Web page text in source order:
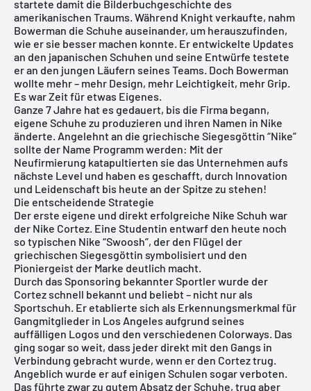
startete damit die Bilderbuchgeschichte des
amerikanischen Traums. Während Knight verkaufte, nahm
Bowerman die Schuhe auseinander, um herauszufinden,
wie er sie besser machen konnte. Er entwickelte Updates
an den japanischen Schuhen und seine Entwürfe testete
er an den jungen Läufern seines Teams. Doch Bowerman
wollte mehr – mehr Design, mehr Leichtigkeit, mehr Grip.
Es war Zeit für etwas Eigenes.
Ganze 7 Jahre hat es gedauert, bis die Firma begann,
eigene Schuhe zu produzieren und ihren Namen in Nike
änderte. Angelehnt an die griechische Siegesgöttin “Nike”
sollte der Name Programm werden: Mit der
Neufirmierung katapultierten sie das Unternehmen aufs
nächste Level und haben es geschafft, durch Innovation
und Leidenschaft bis heute an der Spitze zu stehen!
Die entscheidende Strategie
Der erste eigene und direkt erfolgreiche Nike Schuh war
der Nike Cortez. Eine Studentin entwarf den heute noch
so typischen Nike “Swoosh”, der den Flügel der
griechischen Siegesgöttin symbolisiert und den
Pioniergeist der Marke deutlich macht.
Durch das Sponsoring bekannter Sportler wurde der
Cortez schnell bekannt und beliebt – nicht nur als
Sportschuh. Er etablierte sich als Erkennungsmerkmal für
Gangmitglieder in Los Angeles aufgrund seines
auffälligen Logos und den verschiedenen Colorways. Das
ging sogar so weit, dass jeder direkt mit den Gangs in
Verbindung gebracht wurde, wenn er den Cortez trug.
Angeblich wurde er auf einigen Schulen sogar verboten.
Das führte zwar zu gutem Absatz der Schuhe, trug aber